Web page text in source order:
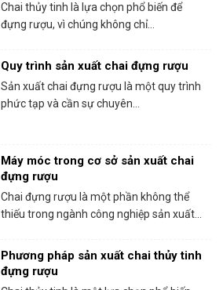
Chai thủy tinh là lựa chọn phổ biến để
đựng rượu, vì chúng không chỉ...
Quy trình sản xuất chai đựng rượu
Sản xuất chai đựng rượu là một quy trình
phức tạp và cần sự chuyên...
Máy móc trong cơ sở sản xuất chai
đựng rượu
Chai đựng rượu là một phần không thể
thiếu trong ngành công nghiệp sản xuất...
Phương pháp sản xuất chai thủy tinh
đựng rượu